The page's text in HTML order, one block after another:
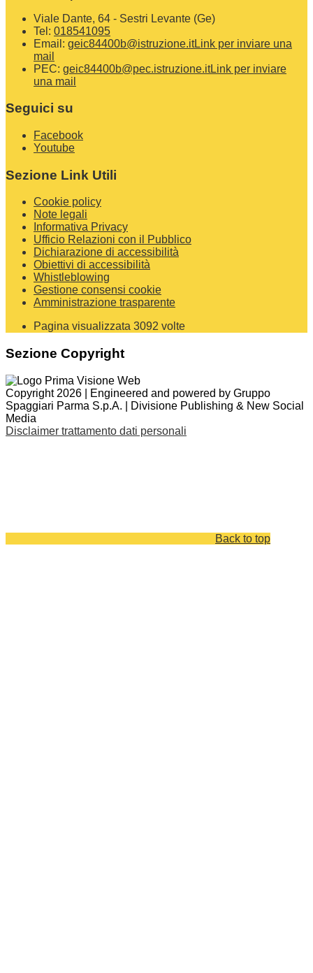
Viale Dante, 64 - Sestri Levante (Ge)
Tel: 018541095
Email: geic84400b@istruzione.itLink per inviare una
mail
PEC: geic84400b@pec.istruzione.itLink per inviare
una mail
Seguici su
Facebook
Youtube
Sezione Link Utili
Cookie policy
Note legali
Informativa Privacy
Ufficio Relazioni con il Pubblico
Dichiarazione di accessibilità
Obiettivi di accessibilità
Whistleblowing
Gestione consensi cookie
Amministrazione trasparente
Pagina visualizzata 3092 volte
Sezione Copyright
Copyright 2026 | Engineered and powered by Gruppo
Spaggiari Parma S.p.A. | Divisione Publishing & New Social
Media
Disclaimer trattamento dati personali
Back to top